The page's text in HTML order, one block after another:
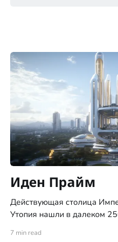
Иден Прайм
Действующая столица Империи
Утопия нашли в далеком
7 min read